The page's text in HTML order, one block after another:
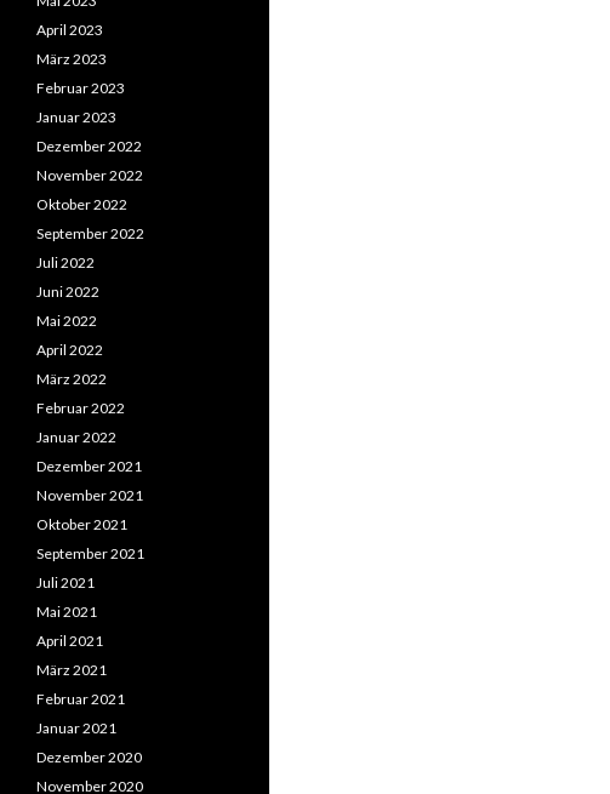
April 2023
März 2023
Februar 2023
Januar 2023
Dezember 2022
November 2022
Oktober 2022
September 2022
Juli 2022
Juni 2022
Mai 2022
April 2022
März 2022
Februar 2022
Januar 2022
Dezember 2021
November 2021
Oktober 2021
September 2021
Juli 2021
Mai 2021
April 2021
März 2021
Februar 2021
Januar 2021
Dezember 2020
November 2020